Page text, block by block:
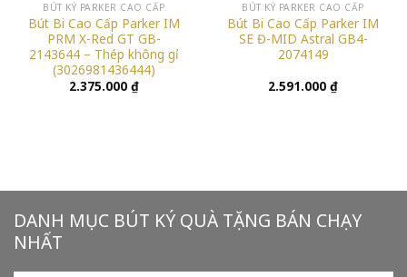
BÚT KÝ PARKER CAO CẤP
Bút Bi Cao Cấp Parker IM
PRM X-Red GT GB-
2143644 – Thép không gỉ
(3026981436444)
2.375.000 ₫
BÚT KÝ PARKER CAO CẤP
Bút Bi Cao Cấp Parker IM
SE Đ-MID Astral GB4-
2074149
2.591.000 ₫
DANH MỤC BÚT KÝ QUÀ TẶNG BÁN CHẠY
NHẤT